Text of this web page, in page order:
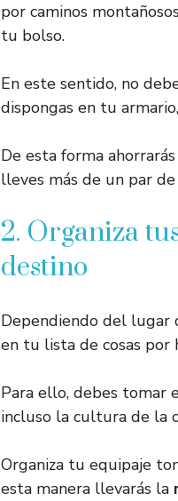
por caminos
tu bolso.
En este sentido, no
dispongas en tu
De esta forma
lleves más de un par
2. Organiza
destino
Dependiendo del lugar
en tu lista de cosas por
Para ello, debes tomar
incluso la cultura de la
Organiza tu equipaje
esta manera llevarás la